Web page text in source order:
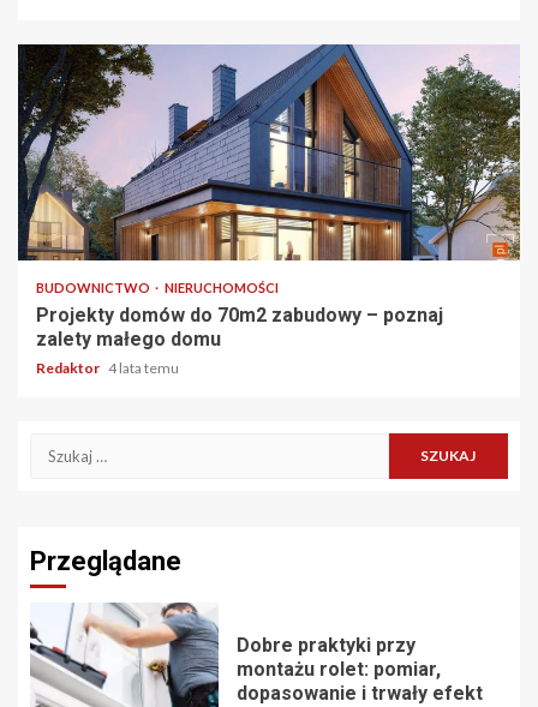
3 min odczytu
BUDOWNICTWO NIERUCHOMOŚCI
Projekty domów do 70m2 zabudowy – poznaj
zalety małego domu
Redaktor 4 lata temu
Szukaj:
Przeglądane
Dobre praktyki przy
montażu rolet: pomiar,
dopasowanie i trwały efekt